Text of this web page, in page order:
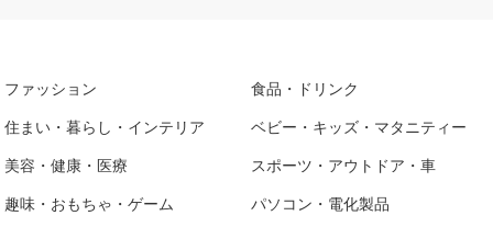
ファッション 食品・ドリンク
住まい・暮らし・インテリア ベビー・キッズ・マタニティー
美容・健康・医療 スポーツ・アウトドア・車
趣味・おもちゃ・ゲーム パソコン・電化製品